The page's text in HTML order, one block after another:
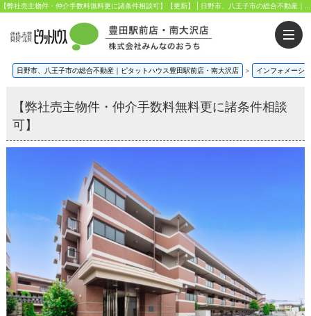
日野市、八王子市の総合不動産｜ピタットハウス豊田駅前店・南大沢店 > インフォメーシ
【弊社売主物件・仲介手数料無料更に諸条件相談
可】